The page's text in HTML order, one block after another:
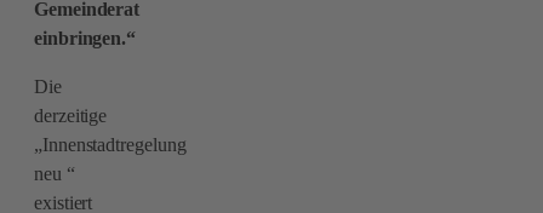
Gemeinderat
einbringen.“
Die
derzeitige
„Innenstadtregelung
neu “
existiert